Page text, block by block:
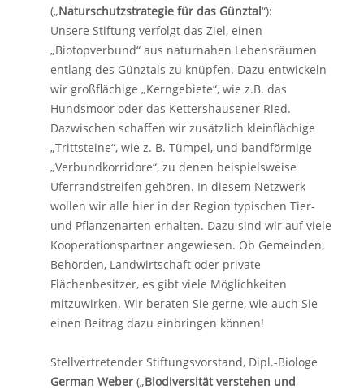
(„Naturschutzstrategie für das Günztal“):
Unsere Stiftung verfolgt das Ziel, einen
„Biotopverbund“ aus naturnahen Lebensräumen
entlang des Günztals zu knüpfen. Dazu entwickeln
wir großflächige „Kerngebiete“, wie z.B. das
Hundsmoor oder das Kettershausener Ried.
Dazwischen schaffen wir zusätzlich kleinflächige
„Trittsteine“, wie z. B. Tümpel, und bandförmige
„Verbundkorridore“, zu denen beispielsweise
Uferrandstreifen gehören. In diesem Netzwerk
wollen wir alle hier in der Region typischen Tier-
und Pflanzenarten erhalten. Dazu sind wir auf viele
Kooperationspartner angewiesen. Ob Gemeinden,
Behörden, Landwirtschaft oder private
Flächenbesitzer, es gibt viele Möglichkeiten
mitzuwirken. Wir beraten Sie gerne, wie auch Sie
einen Beitrag dazu einbringen können!
Stellvertretender Stiftungsvorstand, Dipl.-Biologe
German Weber („Biodiversität verstehen und